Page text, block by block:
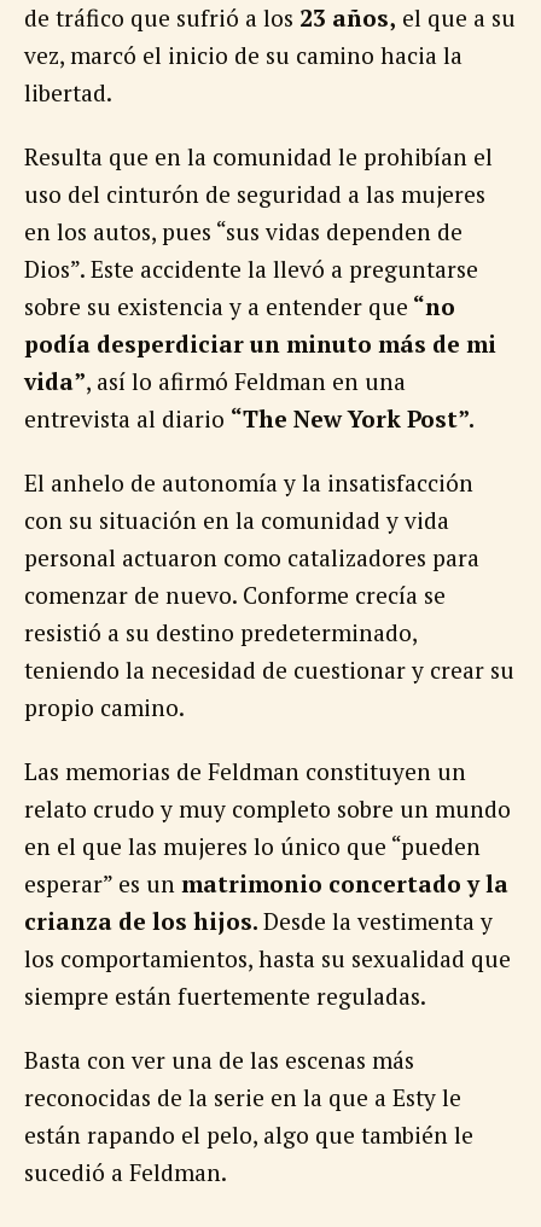
de tráfico que sufrió a los 23 años, el que a su
vez, marcó el inicio de su camino hacia la
libertad.
Resulta que en la comunidad le prohibían el
uso del cinturón de seguridad a las mujeres
en los autos, pues “sus vidas dependen de
Dios”. Este accidente la llevó a preguntarse
sobre su existencia y a entender que “no
podía desperdiciar un minuto más de mi
vida”, así lo afirmó Feldman en una
entrevista al diario “The New York Post”.
El anhelo de autonomía y la insatisfacción
con su situación en la comunidad y vida
personal actuaron como catalizadores para
comenzar de nuevo. Conforme crecía se
resistió a su destino predeterminado,
teniendo la necesidad de cuestionar y crear su
propio camino.
Las memorias de Feldman constituyen un
relato crudo y muy completo sobre un mundo
en el que las mujeres lo único que “pueden
esperar” es un matrimonio concertado y la
crianza de los hijos. Desde la vestimenta y
los comportamientos, hasta su sexualidad que
siempre están fuertemente reguladas.
Basta con ver una de las escenas más
reconocidas de la serie en la que a Esty le
están rapando el pelo, algo que también le
sucedió a Feldman.